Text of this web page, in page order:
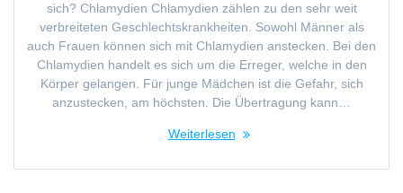
sich? Chlamydien Chlamydien zählen zu den sehr weit
verbreiteten Geschlechtskrankheiten. Sowohl Männer als
auch Frauen können sich mit Chlamydien anstecken. Bei den
Chlamydien handelt es sich um die Erreger, welche in den
Körper gelangen. Für junge Mädchen ist die Gefahr, sich
anzustecken, am höchsten. Die Übertragung kann…
Weiterlesen